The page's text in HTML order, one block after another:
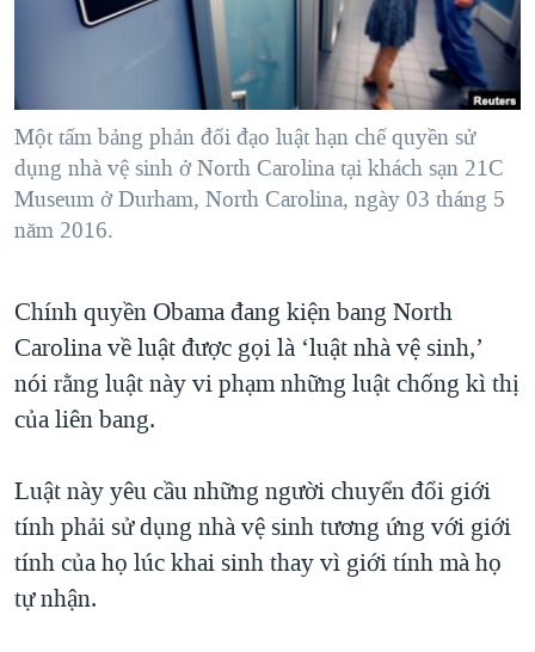
NGƯỜI VIỆT HẢI NGOẠI
KINH TẾ
KHOA HỌC
SỨC KHOẺ
VĂN HOÁ
GIÁO DỤC
HÀNH TRÌNH BẦU CỬ 2024
MỘT NĂM CHIẾN TRANH TẠI DẢI GAZA
GIẢI MÃ VÀNH ĐAI & CON ĐƯỜNG
NGÀY TỊ NẠN THẾ GIỚI
TRỊNH VĨNH BÌNH - NGƯỜI HẠ 'BÊN THẮNG CUỘC'
CHI PHÍ CHIẾN TRANH AFGHANISTAN
CÁC GIÁ TRỊ CỘNG HÒA Ở VIỆT NAM
THƯỢNG ĐỈNH TRUMP-KIM TẠI VIỆT NAM
TRỊNH VĨNH BÌNH VS. CHÍNH PHỦ VIỆT NAM
NGƯ DÂN VIỆT VÀ LÀN SÓNG TRỘM HẢI SÂM
BÊN KIA QUỐC LỘ: TIẾNG VỌNG TỪ NÔNG THÔN MỸ
QUAN HỆ VIỆT MỸ
VIDEO
MẠNG XÃ HỘI
Ngôn ngữ khác
Một tấm bảng phản đối đạo luật hạn chế quyền sử
dụng nhà vệ sinh ở North Carolina tại khách sạn 21C
Museum ở Durham, North Carolina, ngày 03 tháng 5
năm 2016.
Chính quyền Obama đang kiện bang North
Carolina về luật được gọi là ‘luật nhà vệ sinh,’
nói rằng luật này vi phạm những luật chống kì thị
của liên bang.
Luật này yêu cầu những người chuyển đổi giới
tính phải sử dụng nhà vệ sinh tương ứng với giới
tính của họ lúc khai sinh thay vì giới tính mà họ
tự nhận.